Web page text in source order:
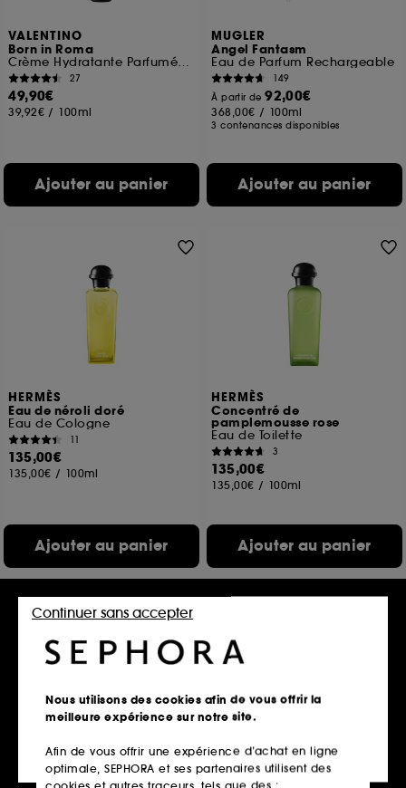
VALENTINO
Born in Roma
Crème Hydratante Parfumée Texture Gel Effet Nacré
27
49,90€
39,92€ / 100ml
Ajouter au panier
MUGLER
Angel Fantasm
Eau de Parfum Rechargeable
149
À partir de92,00€
368,00€ / 100ml
3 contenances disponibles
Ajouter au panier
HERMÈS
Eau de néroli doré
Eau de Cologne
11
135,00€
135,00€ / 100ml
Ajouter au panier
HERMÈS
Concentré de
pamplemousse rose
Eau de Toilette
3
135,00€
135,00€ / 100ml
Ajouter au panier
KILIAN PARIS
Princess
Eau Fraîche
HERMÈS
24 Faubourg
Eau de Toilette
Nous utilisons des cookies afin de vous offrir la
meilleure expérience sur notre site.
Afin de vous offrir une expérience d’achat en ligne
optimale, SEPHORA et ses partenaires utilisent des
cookies et autres traceurs, tels que des :
Continuer sans accepter